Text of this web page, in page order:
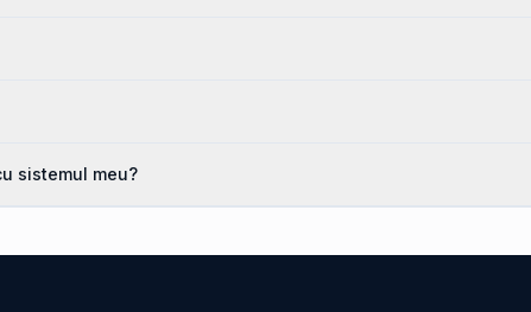
sistemul meu?